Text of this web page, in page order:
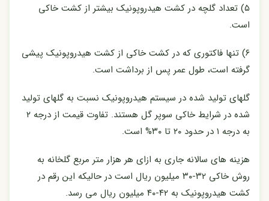
۵) تعداد گلچه در کشت هیدروپونیک بیشتر از کشت خاکی
است.
۶) تنها فاکتوری که در کشت خاکی از کشت هیدروپونیک پیشی
گرفته است، طول عمر پس از برداشت است.
گلهای تولید شده در سیستم هیدروپونیک نسبت به گلهای تولید
شده در شرایط خاکی سوپر گل هستند. تفاوت قیمت از درجه ۲
به درجه ۱ در حدود ۲۰ تا ۳۰% است.
هزینه های سالانه جاری به ازای هر هزار متر مربع گلخانه به
روش خاکی ۳۲-۳۰ میلیون ریال است در حالیکه این رقم در
کشت هیدروپونیک به ۴۲-۴۰ میلیون ریال می رسد.